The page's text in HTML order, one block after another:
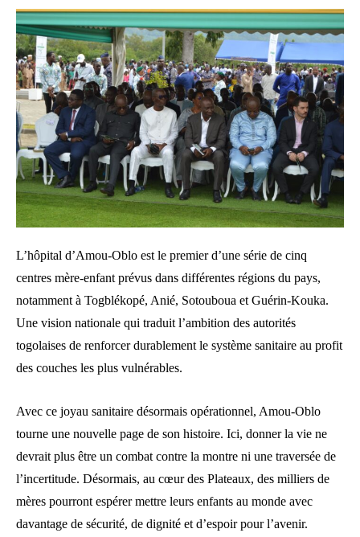
L’hôpital d’Amou-Oblo est le premier d’une série de cinq
centres mère-enfant prévus dans différentes régions du pays,
notamment à Togblékopé, Anié, Sotouboua et Guérin-Kouka.
Une vision nationale qui traduit l’ambition des autorités
togolaises de renforcer durablement le système sanitaire au profit
des couches les plus vulnérables.
Avec ce joyau sanitaire désormais opérationnel, Amou-Oblo
tourne une nouvelle page de son histoire. Ici, donner la vie ne
devrait plus être un combat contre la montre ni une traversée de
l’incertitude. Désormais, au cœur des Plateaux, des milliers de
mères pourront espérer mettre leurs enfants au monde avec
davantage de sécurité, de dignité et d’espoir pour l’avenir.